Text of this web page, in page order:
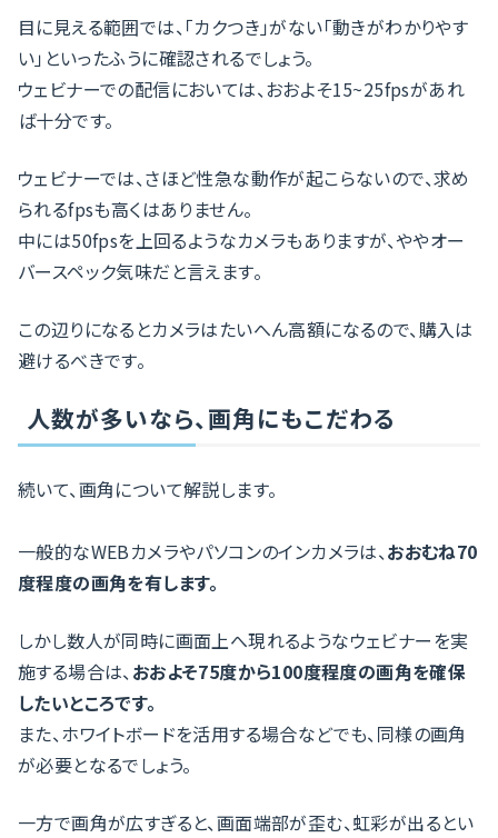
目に見える範囲では、「カクつき」がない「動きがわかりやす
い」といったふうに確認されるでしょう。
ウェビナーでの配信においては、おおよそ15~25fpsがあれ
ば十分です。
ウェビナーでは、さほど性急な動作が起こらないので、求め
られるfpsも高くはありません。
中には50fpsを上回るようなカメラもありますが、ややオー
バースペック気味だと言えます。
この辺りになるとカメラはたいへん高額になるので、購入は
避けるべきです。
人数が多いなら、画角にもこだわる
続いて、画角について解説します。
一般的なWEBカメラやパソコンのインカメラは、おおむね70
度程度の画角を有します。
しかし数人が同時に画面上へ現れるようなウェビナーを実
施する場合は、おおよそ75度から100度程度の画角を確保
したいところです。
また、ホワイトボードを活用する場合などでも、同様の画角
が必要となるでしょう。
一方で画角が広すぎると、画面端部が歪む、虹彩が出るとい